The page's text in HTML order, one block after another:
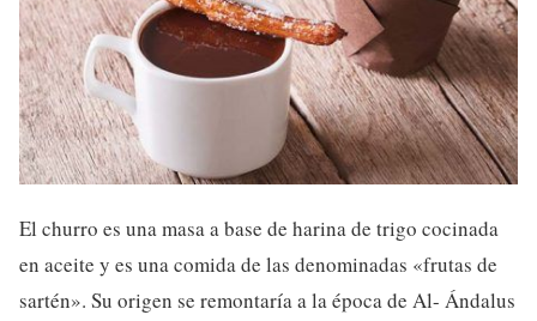
El churro es una masa a base de harina de trigo cocinada
en aceite y es una comida de las denominadas «frutas de
sartén». Su origen se remontaría a la época de Al- Ándalus